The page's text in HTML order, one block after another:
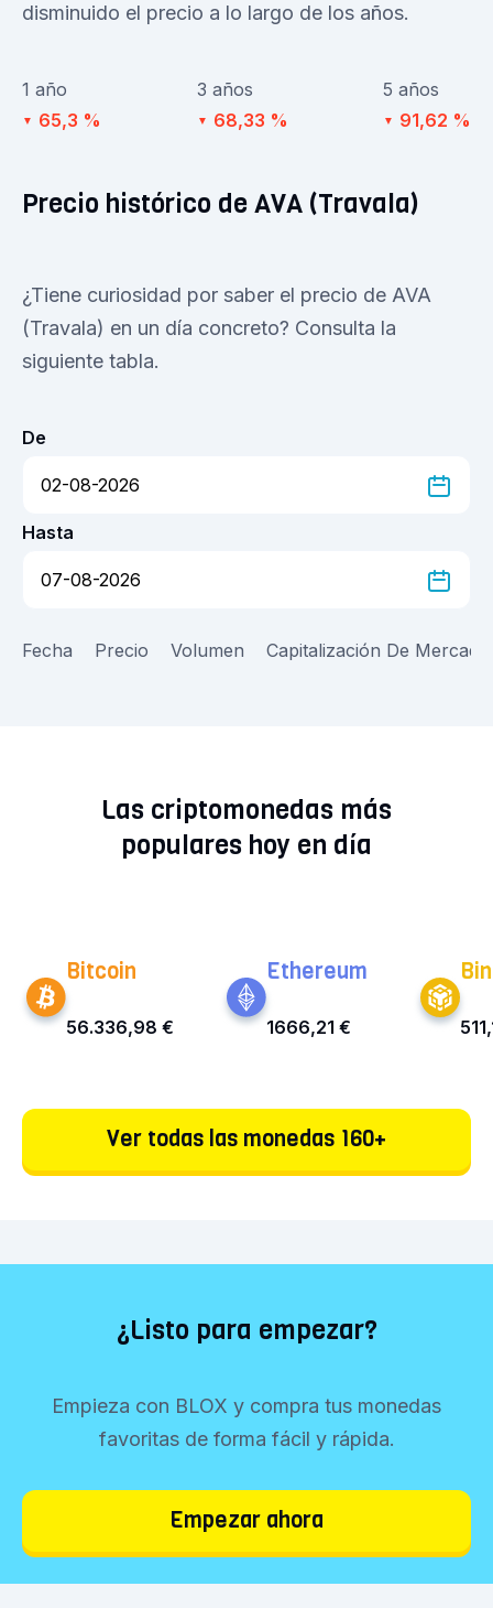
disminuido el precio a lo largo de los años.
1 año
▼ 65,3 %
3 años
▼ 68,33 %
5 años
▼ 91,62 %
Precio histórico de AVA (Travala)
¿Tiene curiosidad por saber el precio de AVA
(Travala) en un día concreto? Consulta la
siguiente tabla.
De
Hasta
Fecha Precio Volumen Capitalización De Mercado
Las criptomonedas más
populares hoy en día
Bitcoin
56.336,98 €
Ethereum
1666,21 €
Ver todas las monedas 160+
¿Listo para empezar?
Empieza con BLOX y compra tus monedas
favoritas de forma fácil y rápida.
Empezar ahora